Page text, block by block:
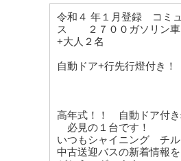
令和４ 年１月登録 コミ
ス ２７００ガソリン
+大人２名
自動ドア+行先行燈付き！
高年式！！ 自動ドア付き
必見の１台です！
いつもシャイニング チル
中古送迎バスの新着情報